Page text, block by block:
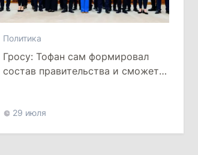
Политика
Гросу: Тофан сам формировал
состав правительства и сможет
29 июля